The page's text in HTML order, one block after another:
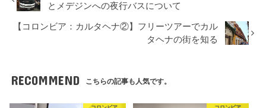
とメデジンへの夜行バスについて
【コロンビア：カルタヘナ②】フリーツアーでカル
タヘナの街を知る
RECOMMEND こちらの記事も人気です。